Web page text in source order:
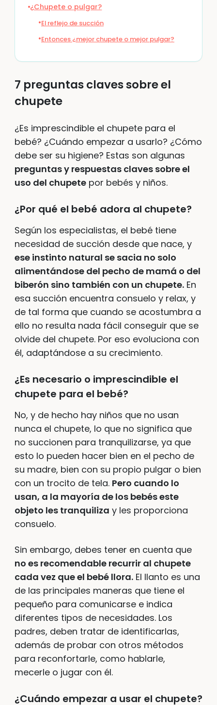
¿Chupete o pulgar?
El reflejo de succión
Entonces ¿mejor chupete o mejor pulgar?
7 preguntas claves sobre el
chupete
¿Es imprescindible el chupete para el
bebé? ¿Cuándo empezar a usarlo? ¿Cómo
debe ser su higiene? Estas son algunas
preguntas y respuestas claves sobre el
uso del chupete por bebés y niños.
¿Por qué el bebé adora al chupete?
Según los especialistas, el bebé tiene
necesidad de succión desde que nace, y
ese instinto natural se sacia no solo
alimentándose del pecho de mamá o del
biberón sino también con un chupete. En
esa succión encuentra consuelo y relax, y
de tal forma que cuando se acostumbra a
ello no resulta nada fácil conseguir que se
olvide del chupete. Por eso evoluciona con
él, adaptándose a su crecimiento.
¿Es necesario o imprescindible el
chupete para el bebé?
No, y de hecho hay niños que no usan
nunca el chupete, lo que no significa que
no succionen para tranquilizarse, ya que
esto lo pueden hacer bien en el pecho de
su madre, bien con su propio pulgar o bien
con un trocito de tela. Pero cuando lo
usan, a la mayoría de los bebés este
objeto les tranquiliza y les proporciona
consuelo.
Sin embargo, debes tener en cuenta que
no es recomendable recurrir al chupete
cada vez que el bebé llora. El llanto es una
de las principales maneras que tiene el
pequeño para comunicarse e indica
diferentes tipos de necesidades. Los
padres, deben tratar de identificarlas,
además de probar con otros métodos
para reconfortarle, como hablarle,
mecerle o jugar con él.
¿Cuándo empezar a usar el chupete?